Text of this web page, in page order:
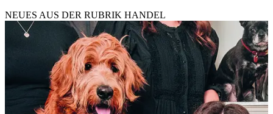
NEUES AUS DER RUBRIK HANDEL